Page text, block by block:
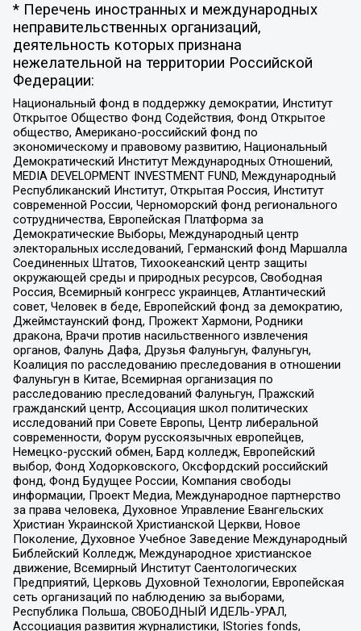
* Перечень иностранных и международных
неправительственных организаций,
деятельность которых признана
нежелательной на территории Российской
Федерации:
Национальный фонд в поддержку демократии, Институт
Открытое Общество Фонд Содействия, Фонд Открытое
общество, Американо-российский фонд по
экономическому и правовому развитию, Национальный
Демократический Институт Международных Отношений,
MEDIA DEVELOPMENT INVESTMENT FUND, Международный
Республиканский Институт, Открытая Россия, Институт
современной России, Черноморский фонд регионального
сотрудничества, Европейская Платформа за
Демократические Выборы, Международный центр
электоральных исследований, Германский фонд Маршалла
Соединенных Штатов, Тихоокеанский центр защиты
окружающей среды и природных ресурсов, Свободная
Россия, Всемирный конгресс украинцев, Атлантический
совет, Человек в беде, Европейский фонд за демократию,
Джеймстаунский фонд, Прожект Хармони, Родники
дракона, Врачи против насильственного извлечения
органов, Фалунь Дафа, Друзья Фалуньгун, Фалуньгун,
Коалиция по расследованию преследования в отношении
Фалуньгун в Китае, Всемирная организация по
расследованию преследований Фалуньгун, Пражский
гражданский центр, Ассоциация школ политических
исследований при Совете Европы, Центр либеральной
современности, Форум русскоязычных европейцев,
Немецко-русский обмен, Бард колледж, Европейский
выбор, Фонд Ходорковского, Оксфордский российский
фонд, Фонд Будущее России, Компания свободы
информации, Проект Медиа, Международное партнерство
за права человека, Духовное Управление Евангельских
Христиан Украинской Христианской Церкви, Новое
Поколение, Духовное Учебное Заведение Международный
Библейский Колледж, Международное христианское
движение, Всемирный Институт Саентологических
Предприятий, Церковь Духовной Технологии, Европейская
сеть организаций по наблюдению за выборами,
Республика Польша, СВОБОДНЫЙ ИДЕЛЬ-УРАЛ,
Ассоциация развития журналистики, IStories fonds,